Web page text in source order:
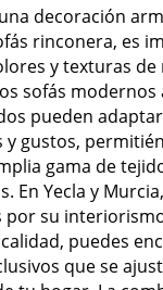
decoración
rinconera, es
y texturas de
sofás modernos
pueden
y gustos,
gama de
En Yecla y
por su
puedes
que se